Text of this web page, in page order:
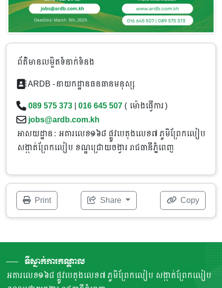
ព័ត៌មានលម្អិតទំនាក់ទំនង
ARDB -នាយកដ្ឋានធនធានមនុស្ស
089 575 373 016 645 507 ( ម៉ោងធ្វើការ )
jobs@ardb.com.kh
អាសយដ្ឋាន : អគារលេខ១៦៨ ផ្លូវបេតុងលេខ៧ ភូមិព្រែកលៀប
សង្កាត់ព្រែកលៀប ខណ្ឌជ្រោយចង្វារ រាជធានីភ្នំពេញ
Print Share Copy
ទីស្នាក់ការកណ្តាល
អគារលេខ១៦៨ ផ្លូវបេតុងលេខ៧ ភូមិព្រែកលៀប សង្កាត់ព្រែកលៀប